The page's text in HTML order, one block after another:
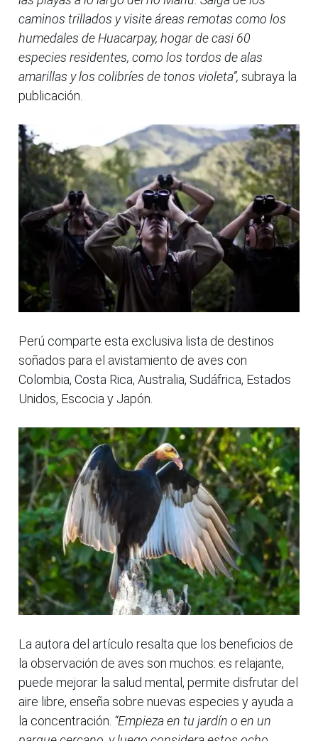
caminos trillados y visite áreas remotas como los
humedales de Huacarpay, hogar de casi 60
especies residentes, como los tordos de alas
amarillas y los colibríes de tonos violeta”, subraya la
publicación.
Perú comparte esta exclusiva lista de destinos
soñados para el avistamiento de aves con
Colombia, Costa Rica, Australia, Sudáfrica, Estados
Unidos, Escocia y Japón.
La autora del artículo resalta que los beneficios de
la observación de aves son muchos: es relajante,
puede mejorar la salud mental, permite disfrutar del
aire libre, enseña sobre nuevas especies y ayuda a
la concentración. “Empieza en tu jardín o en un